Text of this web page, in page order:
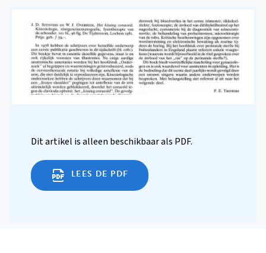
Dit artikel is alleen beschikbaar als PDF.
LEES DE PDF